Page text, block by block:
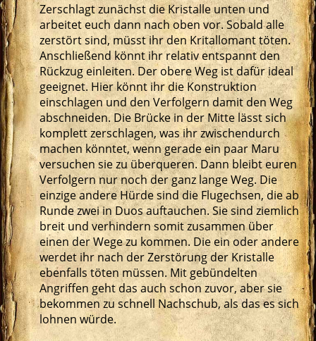
Zerschlagt zunächst die Kristalle unten und
arbeitet euch dann nach oben vor. Sobald alle
zerstört sind, müsst ihr den Kritallomant töten.
Anschließend könnt ihr relativ entspannt den
Rückzug einleiten. Der obere Weg ist dafür ideal
geeignet. Hier könnt ihr die Konstruktion
einschlagen und den Verfolgern damit den Weg
abschneiden. Die Brücke in der Mitte lässt sich
komplett zerschlagen, was ihr zwischendurch
machen könntet, wenn gerade ein paar Maru
versuchen sie zu überqueren. Dann bleibt euren
Verfolgern nur noch der ganz lange Weg. Die
einzige andere Hürde sind die Flugechsen, die ab
Runde zwei in Duos auftauchen. Sie sind ziemlich
breit und verhindern somit zusammen über
einen der Wege zu kommen. Die ein oder andere
werdet ihr nach der Zerstörung der Kristalle
ebenfalls töten müssen. Mit gebündelten
Angriffen geht das auch schon zuvor, aber sie
bekommen zu schnell Nachschub, als das es sich
lohnen würde.